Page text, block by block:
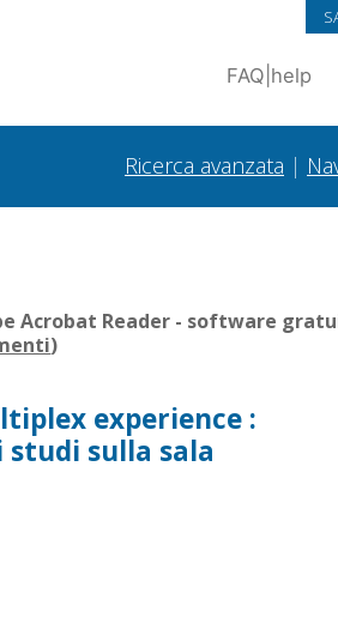
FAQ help
Ricerca avanzata |
Acrobat Reader - software
)
experience :
sulla sala